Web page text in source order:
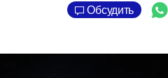
Обсудить